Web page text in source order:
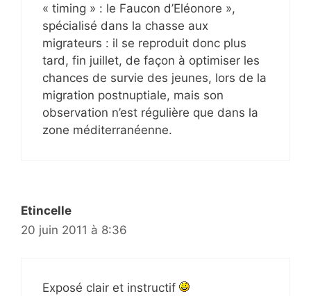
« timing » : le Faucon d’Eléonore »,
spécialisé dans la chasse aux
migrateurs : il se reproduit donc plus
tard, fin juillet, de façon à optimiser les
chances de survie des jeunes, lors de la
migration postnuptiale, mais son
observation n’est régulière que dans la
zone méditerranéenne.
Etincelle
20 juin 2011 à 8:36
Exposé clair et instructif